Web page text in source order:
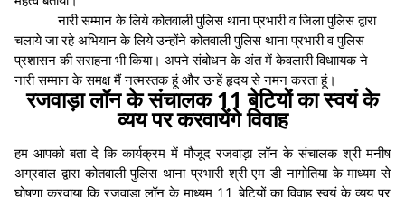
नारी सम्मान के लिये कोतवाली पुलिस थाना प्रभारी व जिला पुलिस द्वारा
चलाये जा रहे अभियान के लिये उन्होंने कोतवाली पुलिस थाना प्रभारी व पुलिस
प्रशासन की सराहना भी किया। अपने संबोधन के अंत में केवलारी विधाायक ने
नारी सम्मान के समक्ष मैं नत्मस्तक हूं और उन्हें हृदय से नमन करता हूं।
रजवाड़ा लॉन के संचालक 11 बेटियों का स्वयं के
व्यय पर करवायेंगे विवाह
हम आपको बता दे कि कार्यक्रम में मौजूद रजवाड़ा लॉन के संचालक श्री मनीष
अग्रवाल द्वारा कोतवाली पुलिस थाना प्रभारी श्री एम डी नागोतिया के माध्यम से
घोषणा करवाया कि रजवाड़ा लॉन के माध्यम 11 बेटियों का विवाह स्वयं के व्यय पर